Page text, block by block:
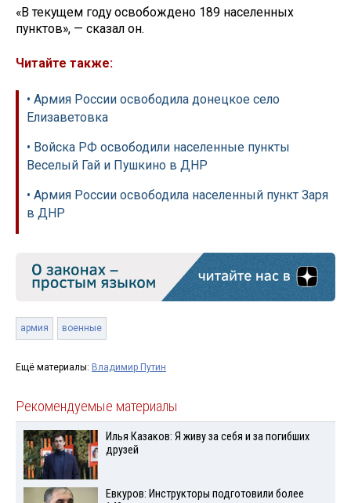
«В текущем году освобождено 189 населенных
пунктов», — сказал он.
Читайте также:
• Армия России освободила донецкое село
Елизаветовка
• Войска РФ освободили населенные пункты
Веселый Гай и Пушкино в ДНР
• Армия России освободила населенный пункт Заря
в ДНР
армия военные
Ещё материалы: Владимир Путин
Рекомендуемые материалы
Илья Казаков: Я живу за себя и за погибших
друзей
Евкуров: Инструкторы подготовили более